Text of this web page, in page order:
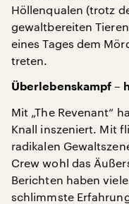
Höllenqualen (trotz
gewaltbereiten
eines Tages dem
treten.
Überlebenskampf –
Mit „The Revenant“
Knall inszeniert. Mit
radikalen
Crew wohl das
Berichten haben
schlimmste